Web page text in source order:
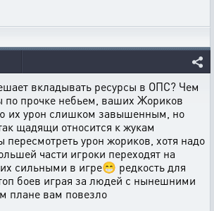
вкладывать ресурсы в ОПС? Чем
прочке небьем, ваших Жориков
их урон слишком завышенным, но
щадящи относится к жукам
пересмотреть урон жориков, хотя надо
части игроки переходят на
сильными в игре😁 редкость для
боев играя за людей с нынешними
плане вам повезло